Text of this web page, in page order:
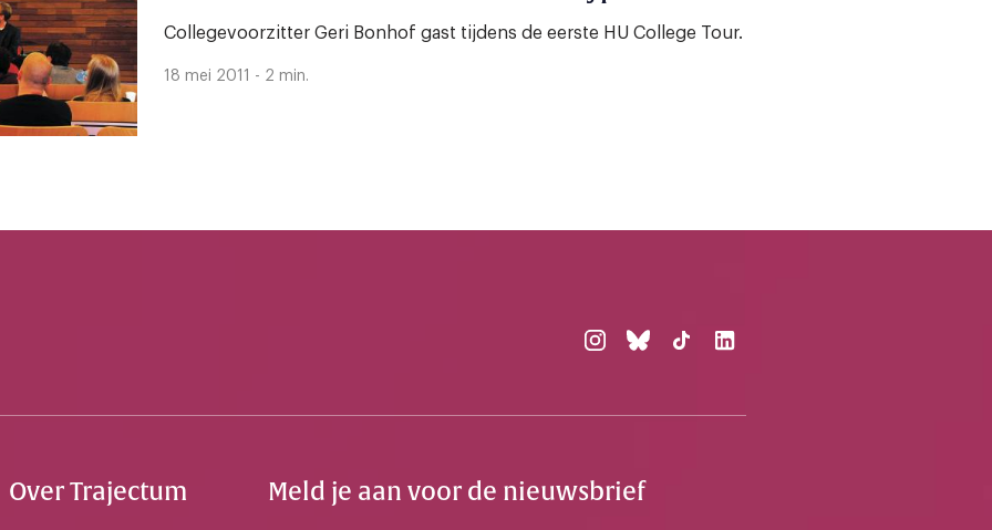
Collegevoorzitter Geri Bonhof gast tijdens de eerste HU College Tour.
18 mei 2011 - 2 min.
Over Trajectum Meld je aan voor de nieuwsbrief